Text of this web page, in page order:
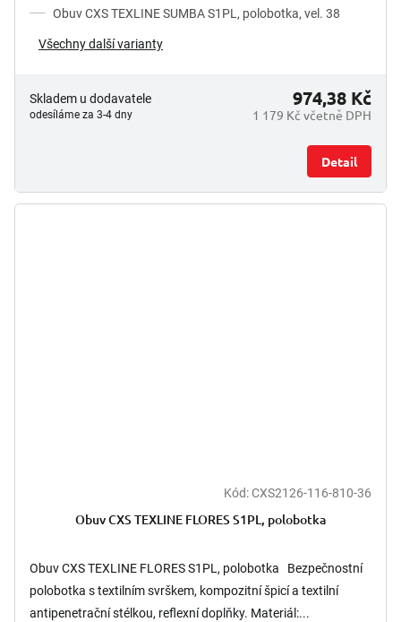
Obuv CXS TEXLINE SUMBA S1PL, polobotka, vel. 38
Všechny další varianty
Skladem u dodavatele
odesíláme za 3-4 dny 1 179 Kč včetně DPH
974,38 Kč
Detail
Kód:CXS2126-116-810-36
Obuv CXS TEXLINE FLORES S1PL, polobotka
Obuv CXS TEXLINE FLORES S1PL, polobotka Bezpečnostní
polobotka s textilním svrškem, kompozitní špicí a textilní
antipenetrační stélkou, reflexní doplňky. Materiál:...